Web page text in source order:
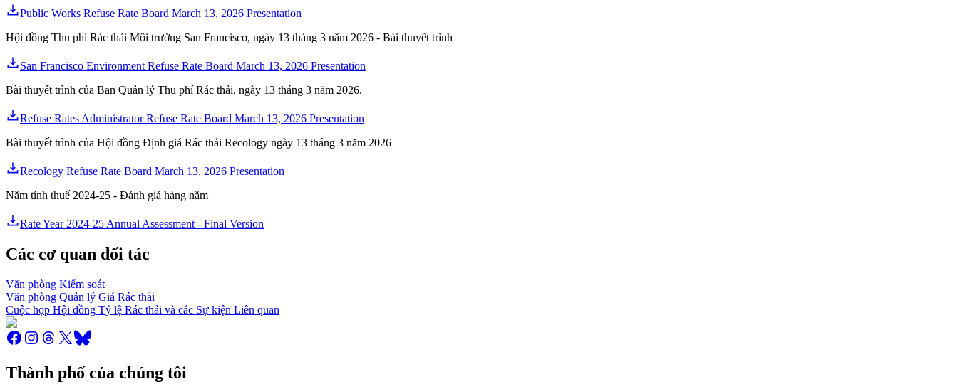
Public Works Refuse Rate Board March 13, 2026 Presentation
Hội đồng Thu phí Rác thải Môi trường San Francisco, ngày 13 tháng 3 năm 2026 - Bài thuyết trình
San Francisco Environment Refuse Rate Board March 13, 2026 Presentation
Bài thuyết trình của Ban Quản lý Thu phí Rác thải, ngày 13 tháng 3 năm 2026.
Refuse Rates Administrator Refuse Rate Board March 13, 2026 Presentation
Bài thuyết trình của Hội đồng Định giá Rác thải Recology ngày 13 tháng 3 năm 2026
Recology Refuse Rate Board March 13, 2026 Presentation
Năm tính thuế 2024-25 - Đánh giá hàng năm
Rate Year 2024-25 Annual Assessment - Final Version
Các cơ quan đối tác
Văn phòng Kiểm soát
Văn phòng Quản lý Giá Rác thải
Cuộc họp Hội đồng Tỷ lệ Rác thải và các Sự kiện Liên quan
Thành phố của chúng tôi